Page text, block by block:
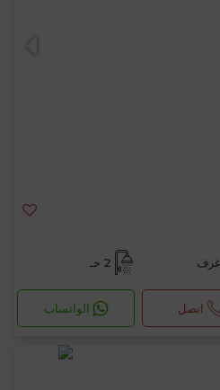
2 حـ
اتصل الواتساب